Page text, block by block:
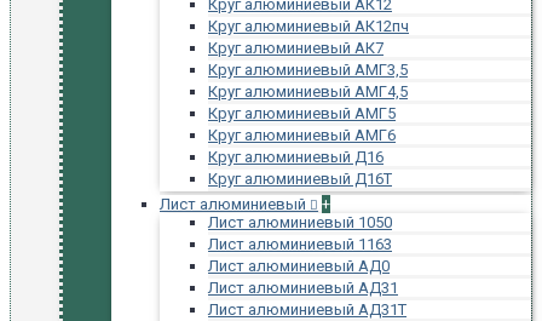
Круг алюминиевый АК12
Круг алюминиевый АК12пч
Круг алюминиевый АК7
Круг алюминиевый АМГ3,5
Круг алюминиевый АМГ4,5
Круг алюминиевый АМГ5
Круг алюминиевый АМГ6
Круг алюминиевый Д16
Круг алюминиевый Д16Т
Лист алюминиевый
+
Лист алюминиевый 1050
Лист алюминиевый 1163
Лист алюминиевый АД0
Лист алюминиевый АД31
Лист алюминиевый АД31Т